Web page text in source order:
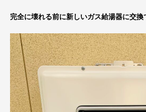
完全に壊れる前に新しいガス給湯器に交換